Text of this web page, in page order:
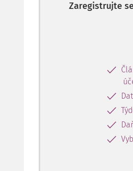
Zaregistrujte